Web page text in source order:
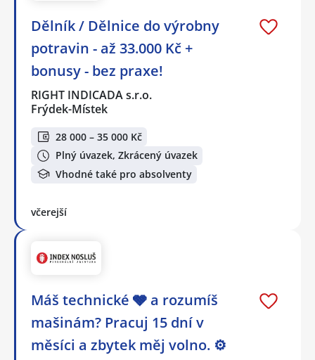
Dělník / Dělnice do výrobny
potravin - až 33.000 Kč +
bonusy - bez praxe!
RIGHT INDICADA s.r.o.
Frýdek-Místek
28 000 – 35 000 Kč
Plný úvazek, Zkrácený úvazek
Vhodné také pro absolventy
včerejší
Máš technické 🩶 a rozumíš
mašinám? Pracuj 15 dní v
měsíci a zbytek měj volno. ⚙